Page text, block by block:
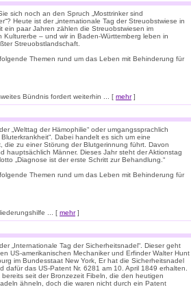
sich noch an den Spruch „Mosttrinker sind
Heute ist der „internationale Tag der Streuobstwiese in
ein paar Jahren zählen die Streuobstwiesen im
Kulturerbe – und wir in Baden-Württemberg leben in
Streuobstlandschaft.
Themen rund um das Leben mit Behinderung für
Bündnis fordert weiterhin ... [ mehr]
„Welttag der Hämophilie“ oder umgangssprachlich
Bluterkrankheit“. Dabei handelt es sich um eine
die zu einer Störung der Blutgerinnung führt. Davon
hauptsächlich Männer. Dieses Jahr steht der Aktionstag
„Diagnose ist der erste Schritt zur Behandlung.“
Themen rund um das Leben mit Behinderung für
... [ mehr]
„Internationale Tag der Sicherheitsnadel“. Dieser geht
US-amerikanischen Mechaniker und Erfinder Walter Hunt
im Bundesstaat New York, Er hat die Sicherheitsnadel
dafür das US-Patent Nr. 6281 am 10. April 1849 erhalten.
bereits seit der Bronzezeit Fibeln, die den heutigen
ähneln, doch die waren nicht durch ein Patent